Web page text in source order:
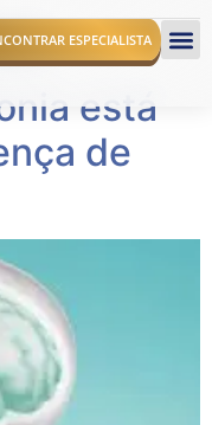
ESPECIALISTA
está
de